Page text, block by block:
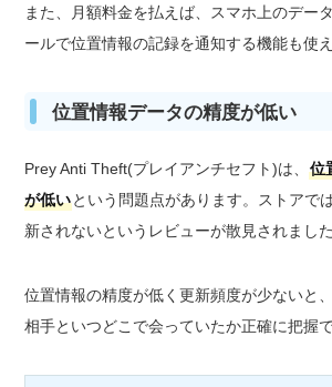
また、月額料金を払えば、スマホ上のデー
ールで位置情報の記録を通知する機能も使え
位置情報データの精度が低い
Prey Anti Theft(プレイアンチセフト)は、位
が低いという問題点があります。ストアで
新されないというレビューが散見されました
位置情報の精度が低く更新頻度が少ないと
相手といつどこで会っていたか正確に把握で